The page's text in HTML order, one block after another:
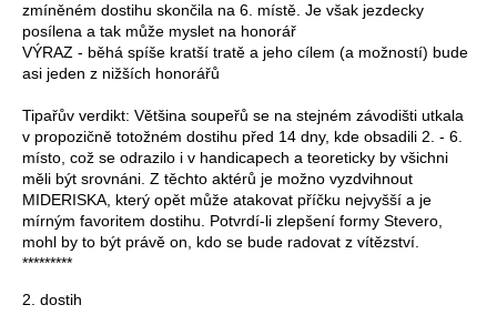
zmíněném dostihu skončila na 6. místě. Je však jezdecky
posílena a tak může myslet na honorář
VÝRAZ - běhá spíše kratší tratě a jeho cílem (a možností) bude
asi jeden z nižších honorářů
Tipařův verdikt: Většina soupeřů se na stejném závodišti utkala
v propozičně totožném dostihu před 14 dny, kde obsadili 2. - 6.
místo, což se odrazilo i v handicapech a teoreticky by všichni
měli být srovnáni. Z těchto aktérů je možno vyzdvihnout
MIDERISKA, který opět může atakovat příčku nejvyšší a je
mírným favoritem dostihu. Potvrdí-li zlepšení formy Stevero,
mohl by to být právě on, kdo se bude radovat z vítězství.
*********
2. dostih